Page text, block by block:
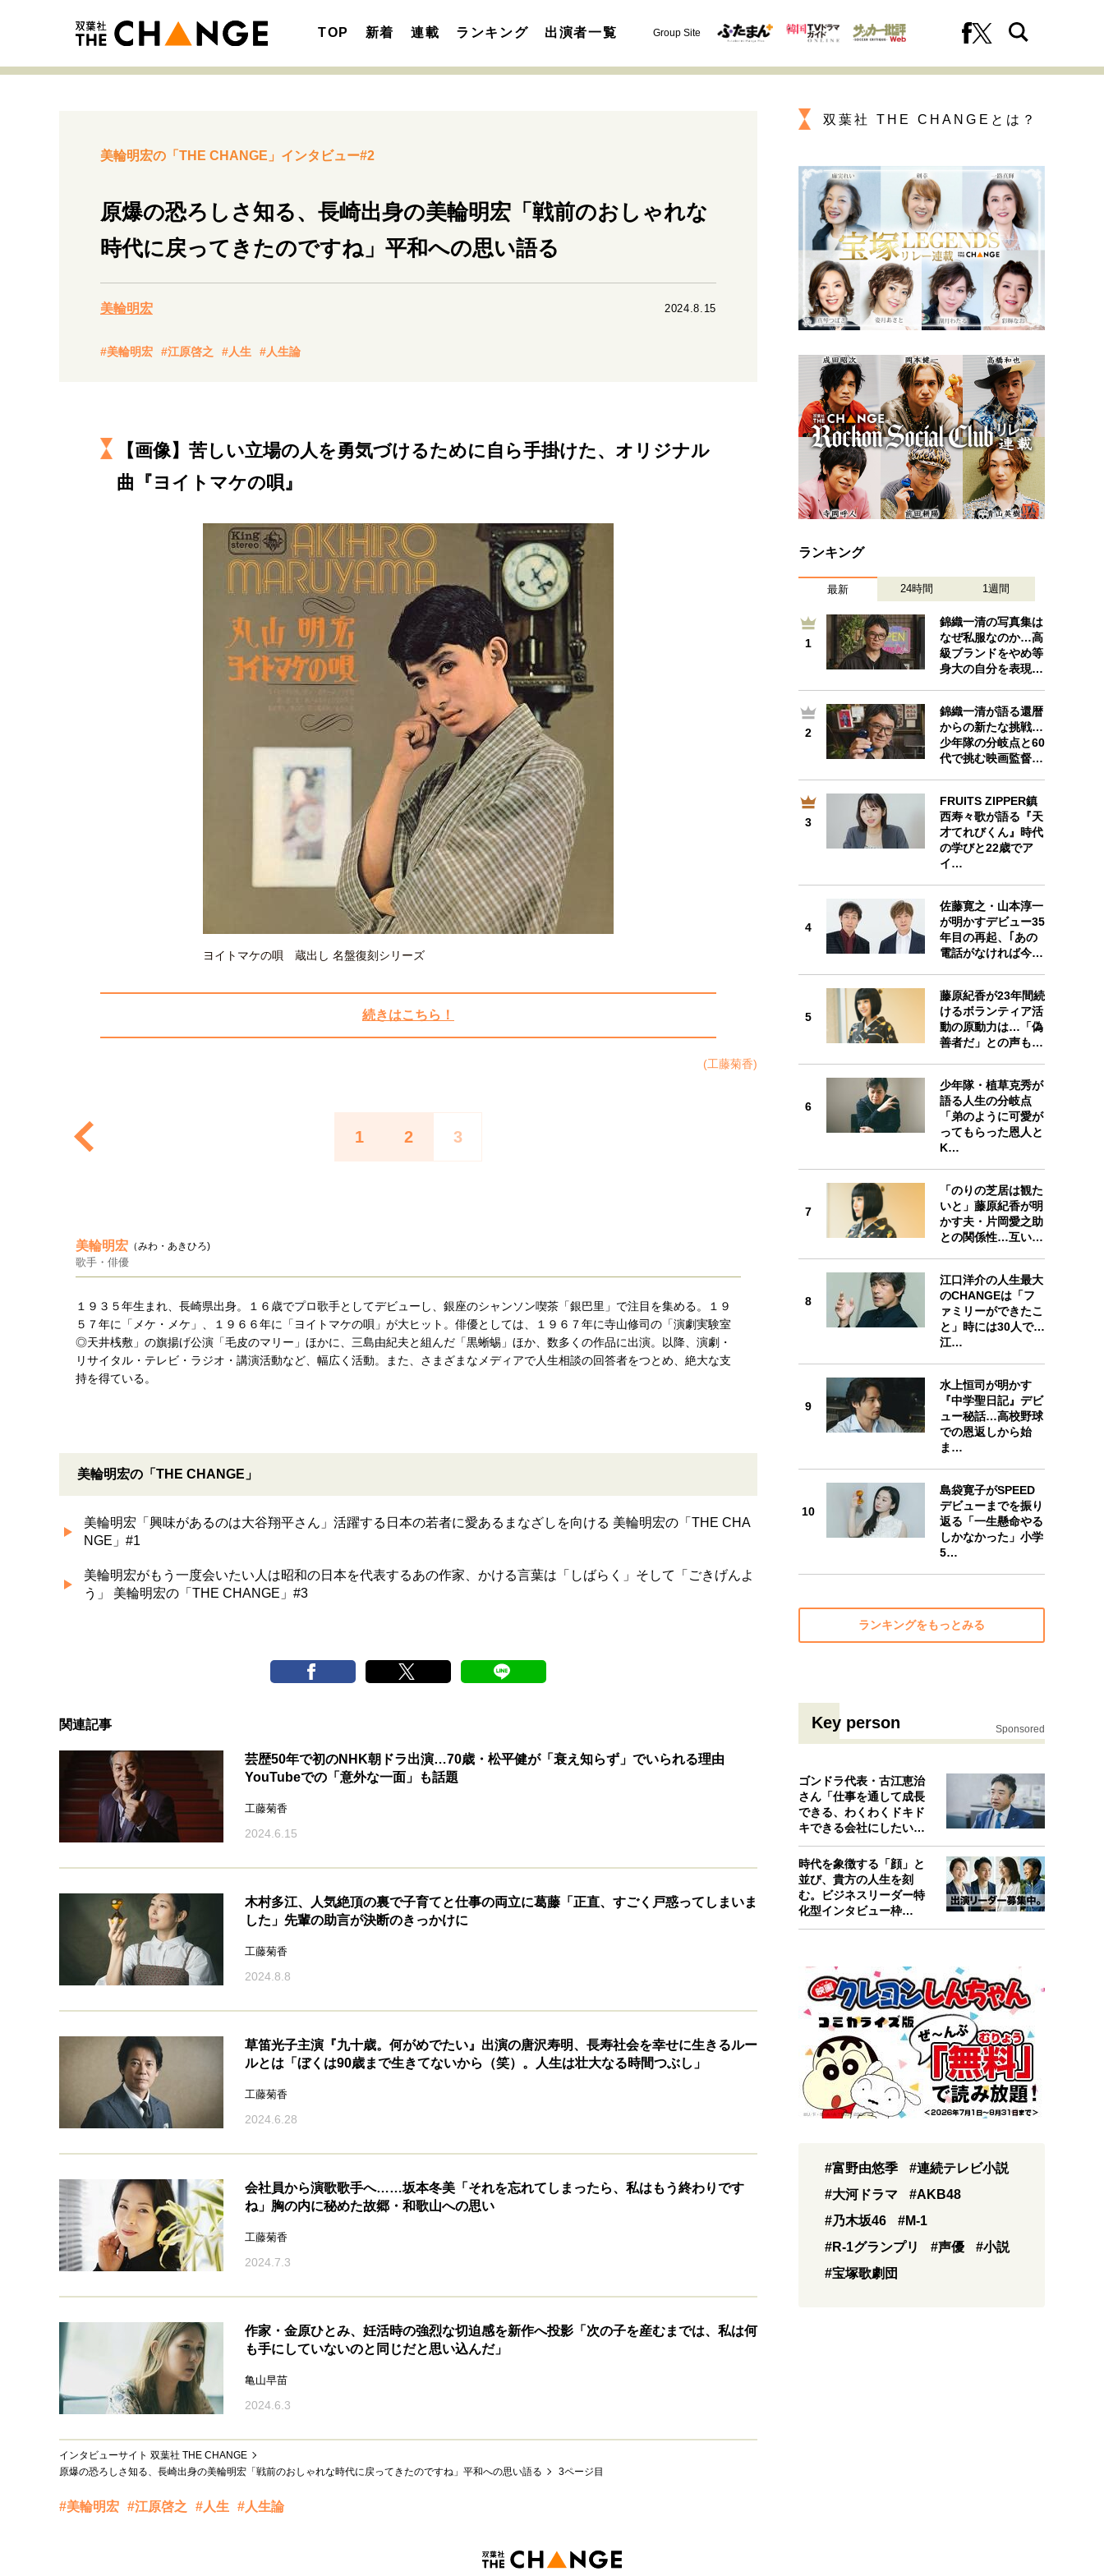
TOP 新着 連載 ランキング 出演者一覧 Group Site
サイトの核・哲学 運命を変えた出会い 決断の裏側 挫折からの再起
プロフェッショナルの矜持
表現者の葛藤
人生が動いた日
ファーストキャリアを拓く
忘れられない言葉 10代・20代の土台
ライフスタイル・生き方
親になるということ
一生モノの愛用品
私を彩るエッセンス
60代のネクストステージ
社会・カルチャー・マネー 地域とつながる/お金との付き合い方
美輪明宏の「THE CHANGE」インタビュー#2
原爆の恐ろしさ知る、長崎出身の美輪明宏「戦前のおしゃれな
時代に戻ってきたのですね」平和への思い語る
美輪明宏 2024.8.15
#美輪明宏 #江原啓之 #人生 #人生論
【画像】苦しい立場の人を勇気づけるために自ら手掛けた、オリジナル
曲『ヨイトマケの唄』
ヨイトマケの唄 蔵出し 名盤復刻シリーズ
続きはこちら！
(工藤菊香)
1 2 3
美輪明宏 （みわ・あきひろ)
歌手・俳優
１９３５年生まれ、長崎県出身。１６歳でプロ歌手としてデビューし、銀座のシャンソン喫茶「銀巴里」で注目を集める。１９
５７年に「メケ・メケ」、１９６６年に「ヨイトマケの唄」が大ヒット。俳優としては、１９６７年に寺山修司の「演劇実験室
◎天井桟敷」の旗揚げ公演「毛皮のマリー」ほかに、三島由紀夫と組んだ「黒蜥蜴」ほか、数多くの作品に出演。以降、演劇・
リサイタル・テレビ・ラジオ・講演活動など、幅広く活動。また、さまざまなメディアで人生相談の回答者をつとめ、絶大な支
持を得ている。
美輪明宏の「THE CHANGE」
美輪明宏「興味があるのは大谷翔平さん」活躍する日本の若者に愛あるまなざしを向ける 美輪明宏の「THE CHA
NGE」#1
美輪明宏がもう一度会いたい人は昭和の日本を代表するあの作家、かける言葉は「しばらく」そして「ごきげんよ
う」 美輪明宏の「THE CHANGE」#3
関連記事
芸歴50年で初のNHK朝ドラ出演…70歳・松平健が「衰え知らず」でいられる理由
YouTubeでの「意外な一面」も話題
工藤菊香
2024.6.15
木村多江、人気絶頂の裏で子育てと仕事の両立に葛藤「正直、すごく戸惑ってしまいま
した」先輩の助言が決断のきっかけに
工藤菊香
2024.8.8
草笛光子主演『九十歳。何がめでたい』出演の唐沢寿明、長寿社会を幸せに生きるルー
ルとは「ぼくは90歳まで生きてないから（笑）。人生は壮大なる時間つぶし」
工藤菊香
2024.6.28
会社員から演歌歌手へ……坂本冬美「それを忘れてしまったら、私はもう終わりです
ね」胸の内に秘めた故郷・和歌山への思い
工藤菊香
2024.7.3
作家・金原ひとみ、妊活時の強烈な切迫感を新作へ投影「次の子を産むまでは、私は何
も手にしていないのと同じだと思い込んだ」
亀山早苗
2024.6.3
インタビューサイト 双葉社 THE CHANGE
原爆の恐ろしさ知る、長崎出身の美輪明宏「戦前のおしゃれな時代に戻ってきたのですね」平和への思い語る
3ページ目
#美輪明宏 #江原啓之 #人生 #人生論
双葉社 THE CHANGEとは？
ランキング
最新 24時間 1週間
1
錦織一清の写真集は
なぜ私服なのか…高
級ブランドをやめ等
身大の自分を表現…
2
錦織一清が語る還暦
からの新たな挑戦…
少年隊の分岐点と60
代で挑む映画監督…
3
FRUITS ZIPPER鎮
西寿々歌が語る『天
才てれびくん』時代
の学びと22歳でア
イ…
4
佐藤寛之・山本淳一
が明かすデビュー35
年目の再起、｢あの
電話がなければ今…
5
藤原紀香が23年間続
けるボランティア活
動の原動力は…「偽
善者だ」との声も…
6
少年隊・植草克秀が
語る人生の分岐点
「弟のように可愛が
ってもらった恩人と
K…
7
「のりの芝居は観た
いと」藤原紀香が明
かす夫・片岡愛之助
との関係性…互い…
8
江口洋介の人生最大
のCHANGEは「フ
ァミリーができたこ
と」時には30人で…
江…
9
水上恒司が明かす
『中学聖日記』デビ
ュー秘話…高校野球
での恩返しから始
ま…
10
島袋寛子がSPEED
デビューまでを振り
返る「一生懸命やる
しかなかった」小学
5…
ランキングをもっとみる
Key person Sponsored
ゴンドラ代表・古江恵治
さん「仕事を通して成長
できる、わくわくドキド
キできる会社にしたいと
考えたんで…
時代を象徴する「顔」と
並び、貴方の人生を刻
む。ビジネスリーダー特
化型インタビュー枠
『Key person』始…
#富野由悠季
#連続テレビ小説
#大河ドラマ
#AKB48
#乃木坂46
#M-1
#R-1グランプリ
#声優
#小説
#宝塚歌劇団